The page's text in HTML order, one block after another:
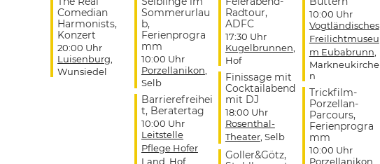
Comedian
Harmonists,
Konzert
20:00 Uhr
Luisenburg
Wunsiedel
Sommerurlau
b,
Ferienprogra
mm
10:00 Uhr
Porzellanikon
Selb
Barrierefreihei
t, Beratertag
10:00 Uhr
Leitstelle
Pflege Hofer
Land , Hof
Radtour,
ADFC
17:30 Uhr
Kugelbrunnen
Hof
Finissage mit
Cocktailabend
mit DJ
18:00 Uhr
Rosenthal-
Theater, Selb
Goller&Götz,
10:00 Uhr
Vogtländisches
Freilichtmuseu
m Eubabrunn
Markneukirche
n
Trickfilm-
Porzellan-
Parcours,
Ferienprogra
mm
10:00 Uhr
Porzellanikon